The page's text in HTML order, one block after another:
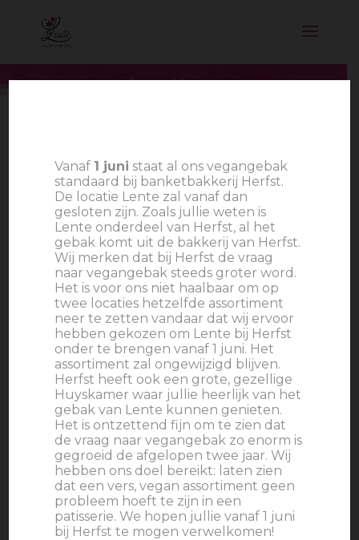
Caramel brownie
Vanaf 1 juni staat al ons vegangebak
standaard bij banketbakkerij Herfst.
De locatie Lente zal vanaf dan
gesloten zijn. Zoals jullie weten is
Lente onderdeel van Herfst, al het
gebak komt uit de bakkerij van Herfst.
Wij merken dat bij Herfst de vraag
naar vegangebak steeds groter word.
Het is voor ons niet haalbaar om op
twee locaties hetzelfde assortiment
neer te zetten vandaar dat wij ervoor
hebben gekozen om Lente bij Herfst
onder te brengen vanaf 1 juni. Het
assortiment zal ongewijzigd blijven.
Herfst heeft ook een grote, gezellige
Huyskamer waar jullie heerlijk van het
gebak van Lente kunnen genieten.
Het is ontzettend fijn om te zien dat
de vraag naar vegangebak zo enorm is
gegroeid de afgelopen twee jaar. Wij
hebben ons doel bereikt: laten zien
dat een vers, vegan assortiment geen
probleem hoeft te zijn in een
patisserie. We hopen jullie vanaf 1 juni
bij Herfst te mogen verwelkomen!